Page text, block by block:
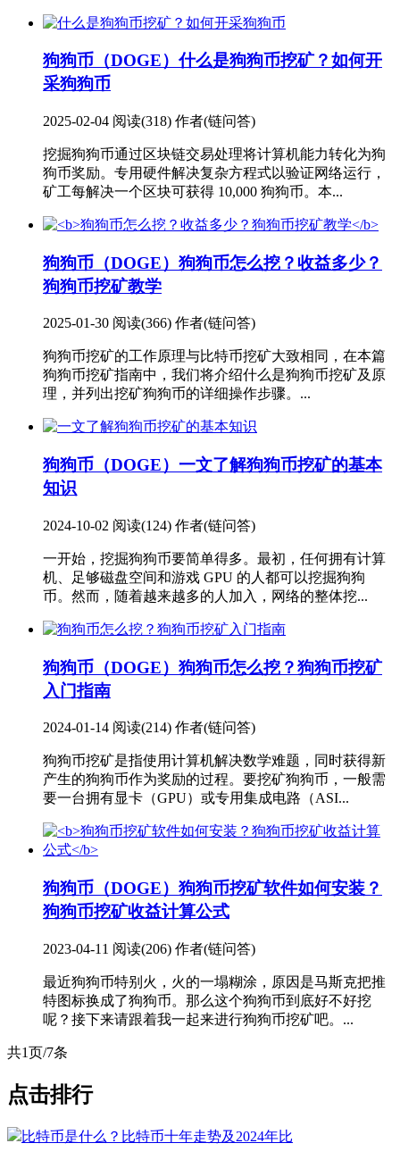
狗狗币（DOGE） 什么是狗狗币挖矿？如何开
采狗狗币
2025-02-04 阅读(318) 作者(链问答)
挖掘狗狗币通过区块链交易处理将计算机能力转化为狗
狗币奖励。专用硬件解决复杂方程式以验证网络运行，
矿工每解决一个区块可获得 10,000 狗狗币。本...
狗狗币（DOGE） 狗狗币怎么挖？收益多少？
狗狗币挖矿教学
2025-01-30 阅读(366) 作者(链问答)
狗狗币挖矿的工作原理与比特币挖矿大致相同，在本篇
狗狗币挖矿指南中，我们将介绍什么是狗狗币挖矿及原
理，并列出挖矿狗狗币的详细操作步骤。...
狗狗币（DOGE） 一文了解狗狗币挖矿的基本
知识
2024-10-02 阅读(124) 作者(链问答)
一开始，挖掘狗狗币要简单得多。最初，任何拥有计算
机、足够磁盘空间和游戏 GPU 的人都可以挖掘狗狗
币。然而，随着越来越多的人加入，网络的整体挖...
狗狗币（DOGE） 狗狗币怎么挖？狗狗币挖矿
入门指南
2024-01-14 阅读(214) 作者(链问答)
狗狗币挖矿是指使用计算机解决数学难题，同时获得新
产生的狗狗币作为奖励的过程。要挖矿狗狗币，一般需
要一台拥有显卡（GPU）或专用集成电路（ASI...
狗狗币（DOGE） 狗狗币挖矿软件如何安装？
狗狗币挖矿收益计算公式
2023-04-11 阅读(206) 作者(链问答)
最近狗狗币特别火，火的一塌糊涂，原因是马斯克把推
特图标换成了狗狗币。那么这个狗狗币到底好不好挖
呢？接下来请跟着我一起来进行狗狗币挖矿吧。...
共1页/7条
点击排行
比特币是什么？比特币十年走势及2024年比